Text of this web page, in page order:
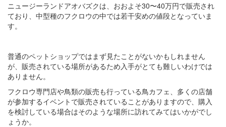
ニュージーランドアオバズクは、おおよそ30〜40万円で販売され
ており、中型種のフクロウの中では若干安めの値段となっていま
す。
普通のペットショップではまず見たことがないかもしれません
が、販売されている場所があるため入手がとても難しいわけでは
ありません。
フクロウ専門店や鳥類の販売も行っている鳥カフェ、多くの店舗
が参加するイベントで販売されていることがありますので、購入
を検討している場合はそのような場所に訪れてみてはいかがでし
ょうか。